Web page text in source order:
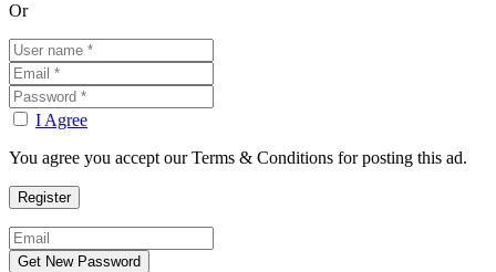
Or
I Agree
You agree you accept our Terms & Conditions for posting this ad.